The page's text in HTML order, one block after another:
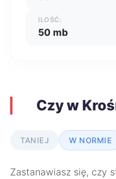
ILOŚĆ:
50 mb
Czy w
TANIEJ W NORMIE
Zastanawiasz się, czy